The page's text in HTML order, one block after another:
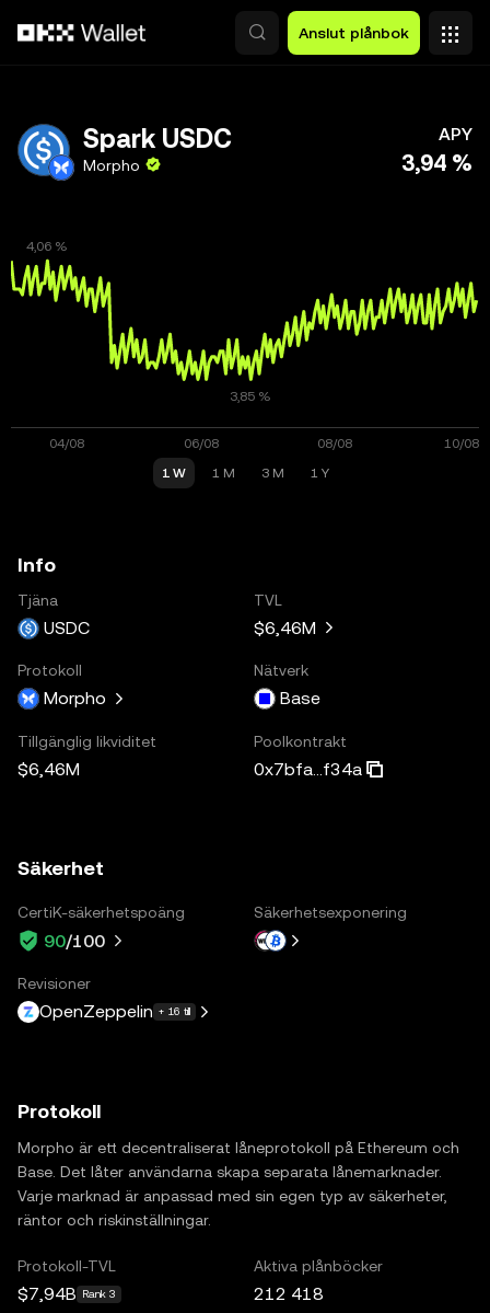
Anslut plånbok
Spark USDC
Morpho
APY
3,94 %
1 W 1 M 3 M 1 Y
Info
Tjäna
USDC
TVL
$6,46M
Protokoll
Morpho
Nätverk
Base
Tillgänglig likviditet
$6,46M
Poolkontrakt
0x7bfa...f34a
Säkerhet
CertiK-säkerhetspoäng
90/100
Säkerhetsexponering
Revisioner
OpenZeppelin + 16 till
Protokoll
Morpho är ett decentraliserat låneprotokoll på Ethereum och
Base. Det låter användarna skapa separata lånemarknader.
Varje marknad är anpassad med sin egen typ av säkerheter,
räntor och riskinställningar.
Protokoll-TVL
$7,94B Rank 3
Aktiva plånböcker
212 418